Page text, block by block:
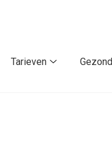
Tarieven